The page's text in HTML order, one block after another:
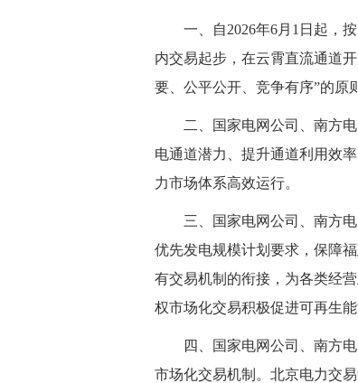
一、自2026年6月1日起，按
内交易起步，在云霄直流通道
要、公平公开、竞争有序”的原
二、国家电网公司、南方电
电通道潜力、提升通道利用效
力市场体系高效运行。
三、国家电网公司、南方电
优先发电规模计划要求，保障
有交易机制的衔接，为各类经
权市场化交易积极促进可再生
四、国家电网公司、南方电
市场化交易机制。北京电力交